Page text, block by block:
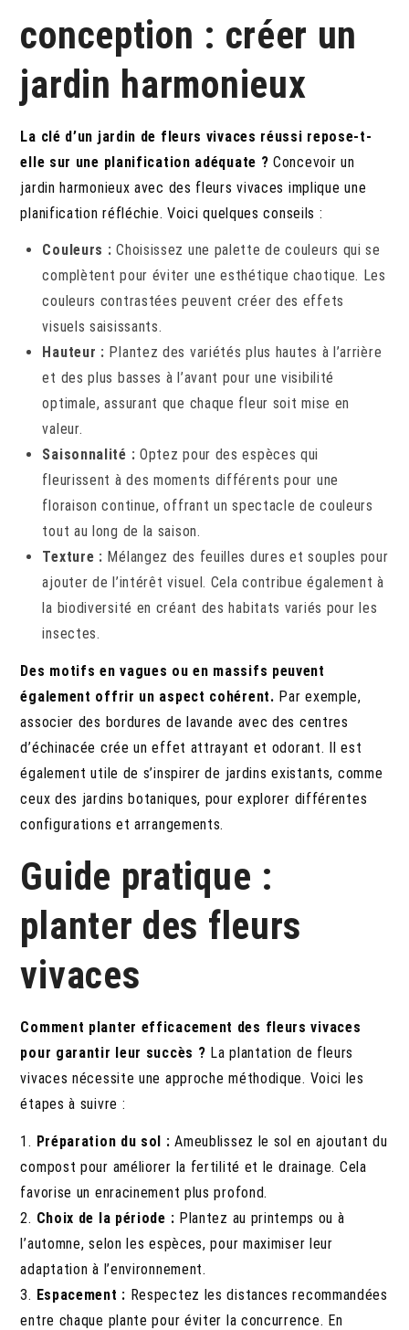
conception : créer un
jardin harmonieux
La clé d’un jardin de fleurs vivaces réussi repose-t-
elle sur une planification adéquate ? Concevoir un
jardin harmonieux avec des fleurs vivaces implique une
planification réfléchie. Voici quelques conseils :
Couleurs : Choisissez une palette de couleurs qui se
complètent pour éviter une esthétique chaotique. Les
couleurs contrastées peuvent créer des effets
visuels saisissants.
Hauteur : Plantez des variétés plus hautes à l’arrière
et des plus basses à l’avant pour une visibilité
optimale, assurant que chaque fleur soit mise en
valeur.
Saisonnalité : Optez pour des espèces qui
fleurissent à des moments différents pour une
floraison continue, offrant un spectacle de couleurs
tout au long de la saison.
Texture : Mélangez des feuilles dures et souples pour
ajouter de l’intérêt visuel. Cela contribue également à
la biodiversité en créant des habitats variés pour les
insectes.
Des motifs en vagues ou en massifs peuvent
également offrir un aspect cohérent. Par exemple,
associer des bordures de lavande avec des centres
d’échinacée crée un effet attrayant et odorant. Il est
également utile de s’inspirer de jardins existants, comme
ceux des jardins botaniques, pour explorer différentes
configurations et arrangements.
Guide pratique :
planter des fleurs
vivaces
Comment planter efficacement des fleurs vivaces
pour garantir leur succès ? La plantation de fleurs
vivaces nécessite une approche méthodique. Voici les
étapes à suivre :
1. Préparation du sol : Ameublissez le sol en ajoutant du
compost pour améliorer la fertilité et le drainage. Cela
favorise un enracinement plus profond.
2. Choix de la période : Plantez au printemps ou à
l’automne, selon les espèces, pour maximiser leur
adaptation à l’environnement.
3. Espacement : Respectez les distances recommandées
entre chaque plante pour éviter la concurrence. En